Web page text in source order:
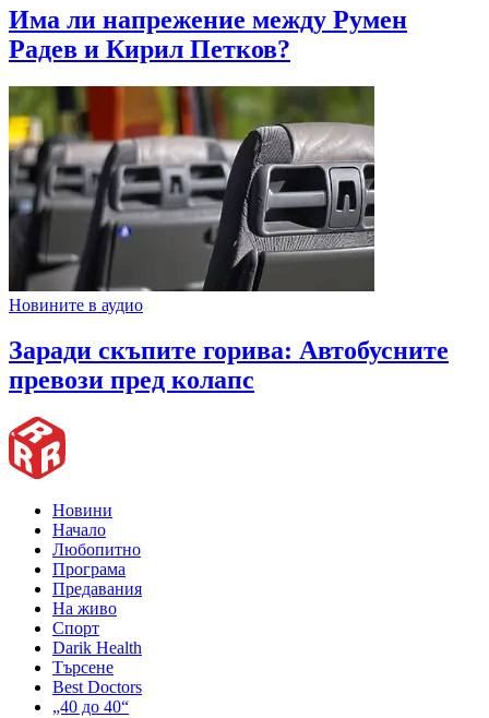
Има ли напрежение между Румен
Радев и Кирил Петков?
Новините в аудио
Заради скъпите горива: Автобусните
превози пред колапс
Новини
Начало
Любопитно
Програма
Предавания
На живо
Спорт
Darik Health
Търсене
Best Doctors
„40 до 40“